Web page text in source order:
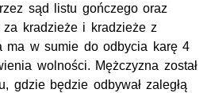
sąd listu gończego oraz
kradzieże i kradzieże z
ma w sumie do odbycia karę 4
wolności. Mężczyzna został
gdzie będzie odbywał zaległą